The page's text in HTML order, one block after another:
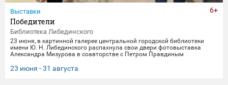
Выставки
Победители
Библиотека Либединского
23 июня, в картинной галерее центральной городской библиотеки
имени Ю. Н. Либединского распахнула свои двери фотовыставка
Александра Мизурова в соавторстве с Петром Правдиным
"Дирижабль" в праздничные майские дни). 250 фотографий - и за
каждым кадром 40 лет неустанной работы мастера, 40 лет трепетного
23 июня - 31 августа
6+